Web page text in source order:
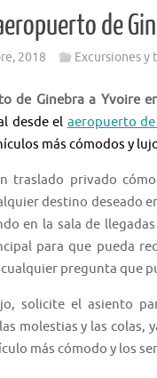
de
2018 Excursiones y
de Ginebra a Yvoire
desde el aeropuerto de
más cómodos y
traslado privado
destino deseado
en la sala de
para que pueda
pregunta que
solicite el asiento
molestias y las colas,
más cómodo y los